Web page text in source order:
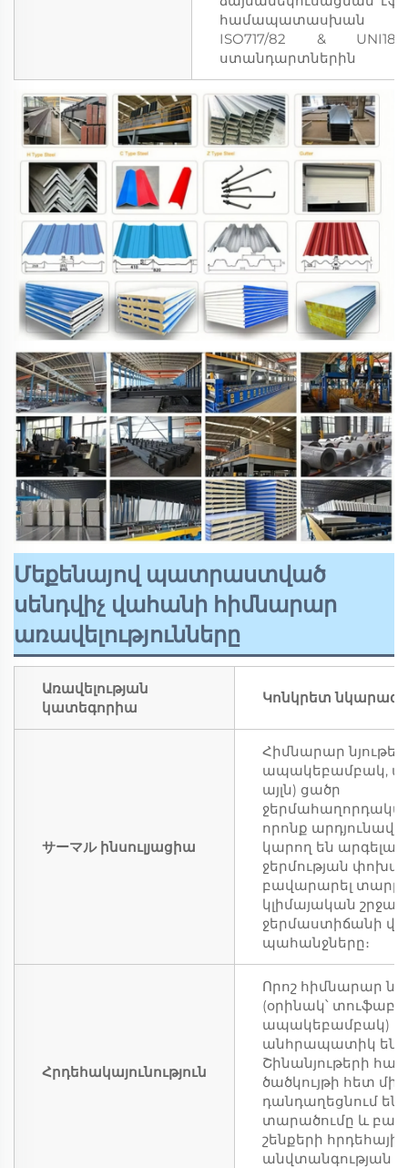
համապատասխան
ISO717/82 &
ստանդարտներին
Մեքենայով պատրաստված
սենդվիչ վահանի հիմնարար
առավելությունները
Առավելության
կատեգորիա
Կոնկրետ
サーマル ինսուլյացիա
Հիմնարար նյութեր
ապակեբամբակ,
այլն) ցածր
որոնք
կարող են
ջերմության
բավարարել
կլիմայական
ջերմաստիճանի
պահանջները։
Հրդեհակայունություն
Որոշ հիմնարար
(օրինակ՝
ապակեբամբակ)
անհրապատիկ են։
Շինանյութերի
ծածկույթի հետ
դանդաղեցնում են
տարածումը և
շենքերի հրդեհային
անվտանգության